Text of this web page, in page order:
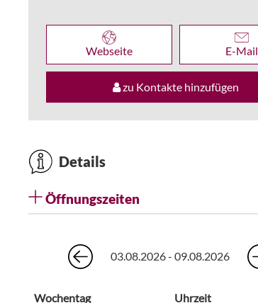
Webseite E-Mail
zu Kontakte hinzufügen
Details
Öffnungszeiten
03.08.2026 - 09.08.2026
Wochentag Uhrzeit